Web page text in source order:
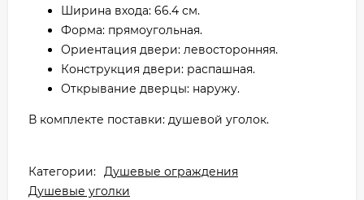
Ширина входа: 66.4 см.
Форма: прямоугольная.
Ориентация двери: левосторонняя.
Конструкция двери: распашная.
Открывание дверцы: наружу.
В комплекте поставки: душевой уголок.
Категории: Душевые ограждения
Душевые уголки